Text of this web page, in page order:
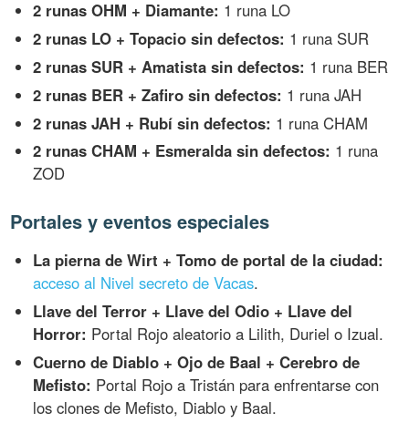
2 runas OHM + Diamante: 1 runa LO
2 runas LO + Topacio sin defectos: 1 runa SUR
2 runas SUR + Amatista sin defectos: 1 runa BER
2 runas BER + Zafiro sin defectos: 1 runa JAH
2 runas JAH + Rubí sin defectos: 1 runa CHAM
2 runas CHAM + Esmeralda sin defectos: 1 runa
ZOD
Portales y eventos especiales
La pierna de Wirt + Tomo de portal de la ciudad:
acceso al Nivel secreto de Vacas.
Llave del Terror + Llave del Odio + Llave del
Horror: Portal Rojo aleatorio a Lilith, Duriel o Izual.
Cuerno de Diablo + Ojo de Baal + Cerebro de
Mefisto: Portal Rojo a Tristán para enfrentarse con
los clones de Mefisto, Diablo y Baal.